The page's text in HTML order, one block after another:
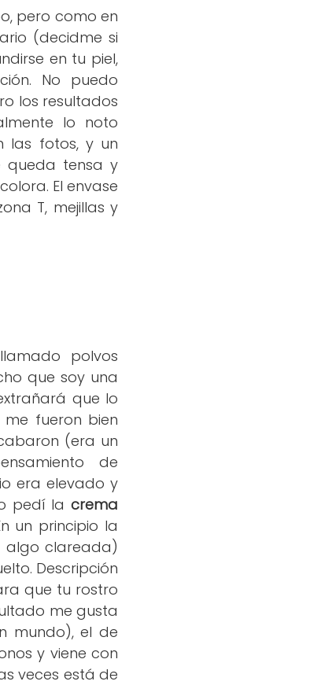
pero como en
(decidme si
en tu piel,
No puedo
los resultados
lo noto
las fotos, y un
queda tensa y
El envase
T, mejillas y
polvos
que soy una
que lo
me fueron bien
(era un
de
era elevado y
pedí la crema
un principio la
algo clareada)
Descripción
que tu rostro
me gusta
mundo), el de
y viene con
veces está de